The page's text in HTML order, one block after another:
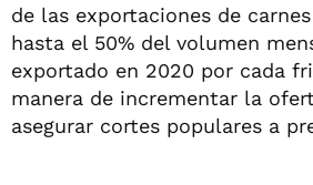
de las exportaciones de
hasta el 50% del volumen
exportado en 2020 por cada
manera de incrementar la
asegurar cortes populares a